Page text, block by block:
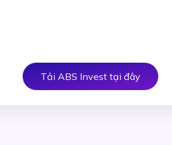
Tải ABS Invest tại đây